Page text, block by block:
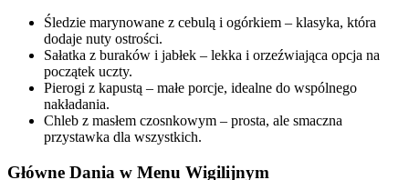
Śledzie marynowane z cebulą i ogórkiem – klasyka, która
dodaje nuty ostrości.
Sałatka z buraków i jabłek – lekka i orzeźwiająca opcja na
początek uczty.
Pierogi z kapustą – małe porcje, idealne do wspólnego
nakładania.
Chleb z masłem czosnkowym – prosta, ale smaczna
przystawka dla wszystkich.
Główne Dania w Menu Wigilijnym